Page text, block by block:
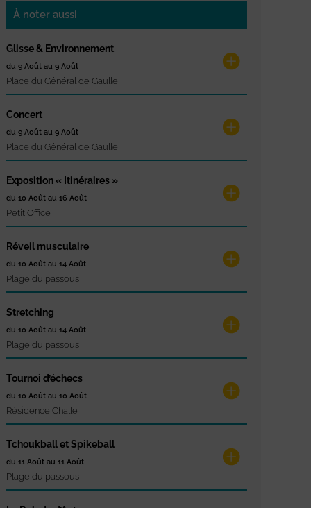
À noter aussi
Glisse & Environnement
du 9 Août au 9 Août
Place du Général de Gaulle
Concert
du 9 Août au 9 Août
Place du Général de Gaulle
Exposition « Itinéraires »
du 10 Août au 16 Août
Petit Office
Réveil musculaire
du 10 Août au 14 Août
Plage du passous
Stretching
du 10 Août au 14 Août
Plage du passous
Tournoi d’échecs
du 10 Août au 10 Août
Résidence Challe
Tchoukball et Spikeball
du 11 Août au 11 Août
Plage du passous